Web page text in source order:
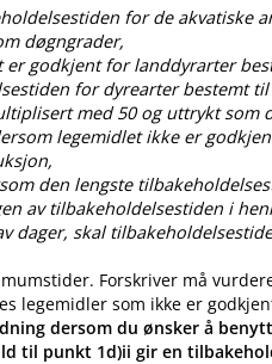
for de akvatiske
døgngrader,
er godkjent for landdyrarter
for dyrearter bestemt
med 50 og uttrykt som
legemidlet ikke er
den lengste
av tilbakeholdelsestiden i
dager, skal
Forskriver må
legemidler som ikke er
dersom du ønsker å
til punkt 1d)ii gir en